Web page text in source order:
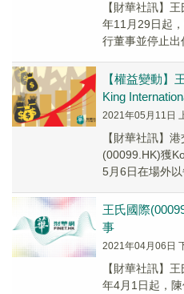
【財華社訊】
年11月29日起
行董事並停止
【權益變動】
King
2021年05月11日
【財華社訊】
(00099.HK)獲
5月6日在場外
王氏國際
事
2021年04月06日
【財華社訊】
年4月1日起，